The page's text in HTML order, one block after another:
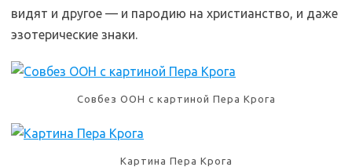
видят и другое — и пародию на христианство, и даже
эзотерические знаки.
Совбез ООН с картиной Пера Крога
Картина Пера Крога